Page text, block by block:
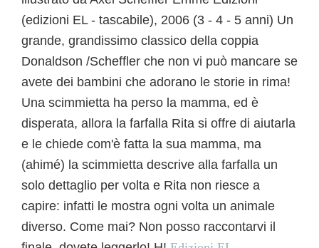
(edizioni EL - tascabile), 2006 (3 - 4 - 5 anni) Un
grande, grandissimo classico della coppia
Donaldson /Scheffler che non vi può mancare se
avete dei bambini che adorano le storie in rima!
Una scimmietta ha perso la mamma, ed è
disperata, allora la farfalla Rita si offre di aiutarla
e le chiede com'è fatta la sua mamma, ma
(ahimé) la scimmietta descrive alla farfalla un
solo dettaglio per volta e Rita non riesce a
capire: infatti le mostra ogni volta un animale
diverso. Come mai? Non posso raccontarvi il